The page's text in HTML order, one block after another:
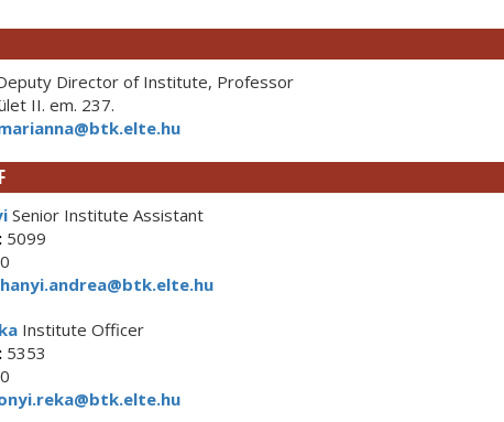
Director of Institute, Professor
II. em. 237.
Senior Institute Assistant
5099
Institute Officer
5353